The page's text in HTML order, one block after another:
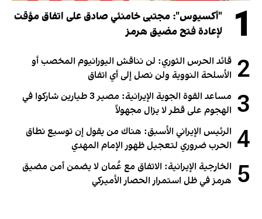
1
"أكسيوس": مجتبى خامنئي صادق على اتفاق مؤقت
لإعادة فتح مضيق هرمز
2 قائد الحرس الثوري: لن نناقش اليورانيوم المخصب أو
الأسلحة النووية ولن نصل إلى أي اتفاق
3
مساعد القوة الجوية الإيرانية: مصير 3 طيارين شاركوا في
الهجوم على قطر لا يزال مجهولاً
4 الرئيس الإيراني الأسبق: هناك من يقول إن توسيع نطاق
الحرب ضروري لتعجيل ظهور الإمام المهدي
5 الخارجية الإيرانية: الاتفاق مع عُمان لا يضمن أمن مضيق
هرمز في ظل استمرار الحصار الأميركي